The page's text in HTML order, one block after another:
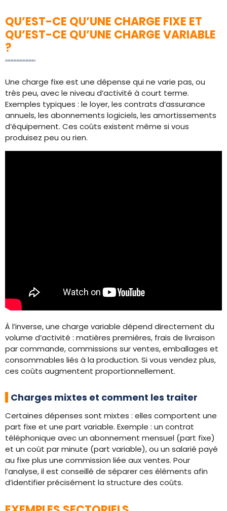
QU’EST-CE QU’UNE CHARGE FIXE ET
QU’EST-CE QU’UNE CHARGE VARIABLE
?
Une charge fixe est une dépense qui ne varie pas, ou
très peu, avec le niveau d’activité à court terme.
Exemples typiques : le loyer, les contrats d’assurance
annuels, les abonnements logiciels, les amortissements
d’équipement. Ces coûts existent même si vous
produisez peu ou rien.
À l’inverse, une charge variable dépend directement du
volume d’activité : matières premières, frais de livraison
par commande, commissions sur ventes, emballages et
consommables liés à la production. Si vous vendez plus,
ces coûts augmentent proportionnellement.
Charges mixtes et comment les traiter
Certaines dépenses sont mixtes : elles comportent une
part fixe et une part variable. Exemple : un contrat
téléphonique avec un abonnement mensuel (part fixe)
et un coût par minute (part variable), ou un salarié payé
au fixe plus une commission liée aux ventes. Pour
l’analyse, il est conseillé de séparer ces éléments afin
d’identifier précisément la structure des coûts.